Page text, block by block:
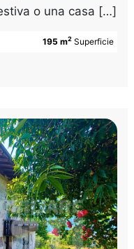
o una casa […]
195 m2 Superficie